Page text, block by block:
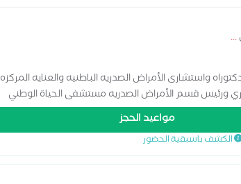
...
واستشارى الأمراض الصدريه الباطنيه والعنايه المركزه
ورئيس قسم الأمراض الصدريه مستشفى الحياة الوطني
حتي 2021 عضو الجمعيه الأوربية لأمراض الصدر. عضو الأكاديمية الأوروبية للحساسيه
مواعيد الحجز
الكشف باسبقية الحضور